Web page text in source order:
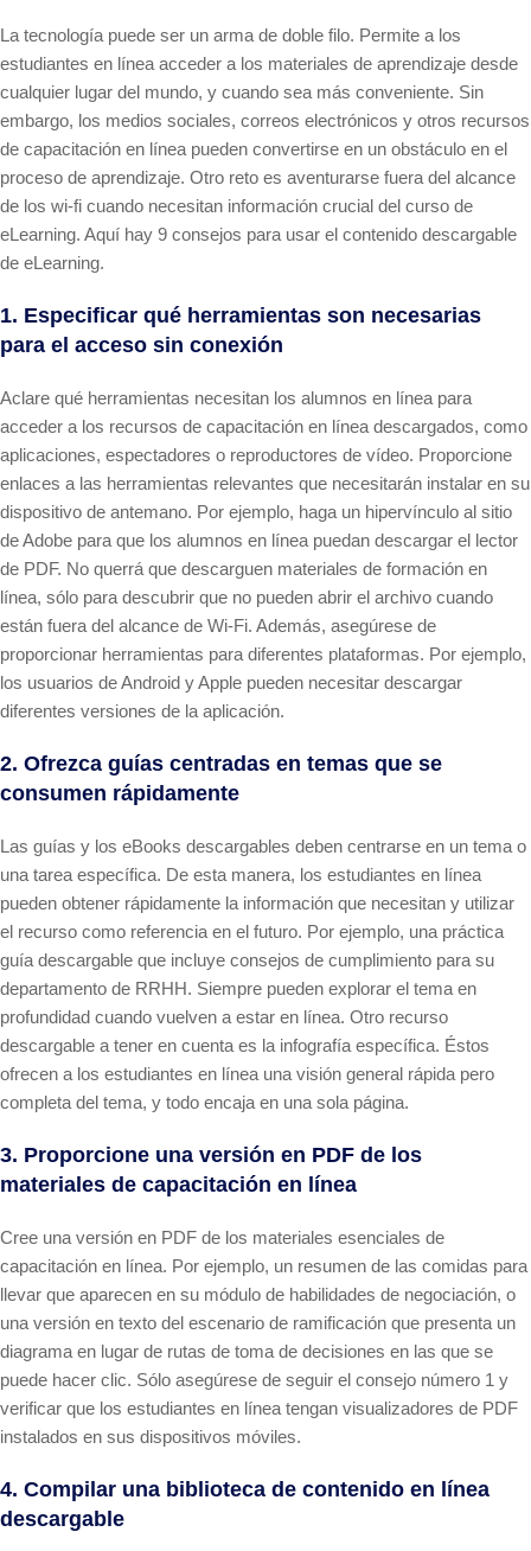
La tecnología puede ser un arma de doble filo. Permite a los
estudiantes en línea acceder a los materiales de aprendizaje desde
cualquier lugar del mundo, y cuando sea más conveniente. Sin
embargo, los medios sociales, correos electrónicos y otros recursos
de capacitación en línea pueden convertirse en un obstáculo en el
proceso de aprendizaje. Otro reto es aventurarse fuera del alcance
de los wi-fi cuando necesitan información crucial del curso de
eLearning. Aquí hay 9 consejos para usar el contenido descargable
de eLearning.
1. Especificar qué herramientas son necesarias
para el acceso sin conexión
Aclare qué herramientas necesitan los alumnos en línea para
acceder a los recursos de capacitación en línea descargados, como
aplicaciones, espectadores o reproductores de vídeo. Proporcione
enlaces a las herramientas relevantes que necesitarán instalar en su
dispositivo de antemano. Por ejemplo, haga un hipervínculo al sitio
de Adobe para que los alumnos en línea puedan descargar el lector
de PDF. No querrá que descarguen materiales de formación en
línea, sólo para descubrir que no pueden abrir el archivo cuando
están fuera del alcance de Wi-Fi. Además, asegúrese de
proporcionar herramientas para diferentes plataformas. Por ejemplo,
los usuarios de Android y Apple pueden necesitar descargar
diferentes versiones de la aplicación.
2. Ofrezca guías centradas en temas que se
consumen rápidamente
Las guías y los eBooks descargables deben centrarse en un tema o
una tarea específica. De esta manera, los estudiantes en línea
pueden obtener rápidamente la información que necesitan y utilizar
el recurso como referencia en el futuro. Por ejemplo, una práctica
guía descargable que incluye consejos de cumplimiento para su
departamento de RRHH. Siempre pueden explorar el tema en
profundidad cuando vuelven a estar en línea. Otro recurso
descargable a tener en cuenta es la infografía específica. Éstos
ofrecen a los estudiantes en línea una visión general rápida pero
completa del tema, y todo encaja en una sola página.
3. Proporcione una versión en PDF de los
materiales de capacitación en línea
Cree una versión en PDF de los materiales esenciales de
capacitación en línea. Por ejemplo, un resumen de las comidas para
llevar que aparecen en su módulo de habilidades de negociación, o
una versión en texto del escenario de ramificación que presenta un
diagrama en lugar de rutas de toma de decisiones en las que se
puede hacer clic. Sólo asegúrese de seguir el consejo número 1 y
verificar que los estudiantes en línea tengan visualizadores de PDF
instalados en sus dispositivos móviles.
4. Compilar una biblioteca de contenido en línea
descargable